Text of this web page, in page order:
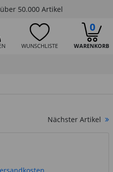
50.000 Artikel
WUNSCHLISTE WARENKORB
0
Nächster Artikel